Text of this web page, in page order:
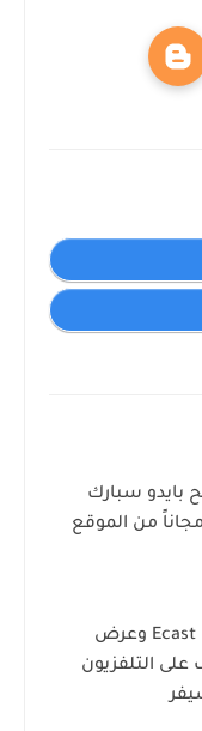
بايدو سبارك
Baidu Spark مجاناً من الموقع
تحميل برنامج Ecast وعرض
التلفزيون